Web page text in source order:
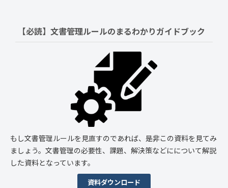
【必読】文書管理ルールのまるわかりガイドブック
もし文書管理ルールを見直すのであれば、是非この資料を見てみ
ましょう。文書管理の必要性、課題、解決策などにについて解説
した資料となっています。
資料ダウンロード